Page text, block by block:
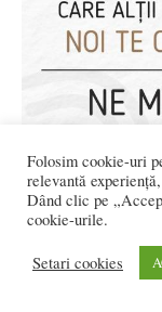
Folosim cookie-uri
relevantă
Dând clic pe
cookie-urile.
Setari cookies